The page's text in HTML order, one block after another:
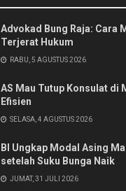
Advokad Bung Raja: Cara
Terjerat Hukum
RABU, 5 AGUSTUS 2026
AS Mau Tutup Konsulat di
Efisien
SELASA, 4 AGUSTUS 2026
BI Ungkap Modal Asing
setelah Suku Bunga Naik
JUMAT, 31 JULI 2026